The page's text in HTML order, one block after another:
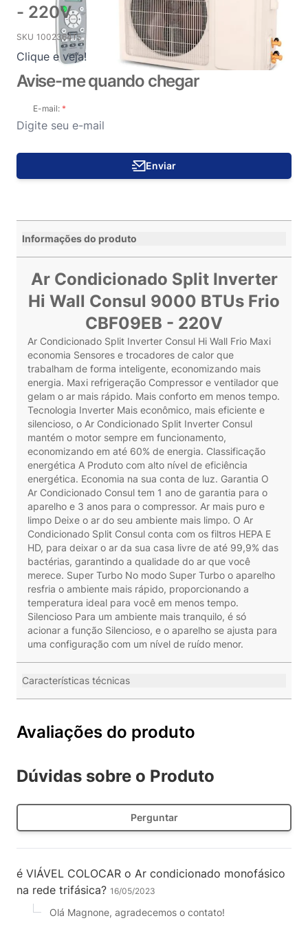
- 220V
SKU 100236415
Clique e veja!
Avise-me quando chegar
E-mail:
Enviar
Informações do produto
Ar Condicionado Split Inverter
Hi Wall Consul 9000 BTUs Frio
CBF09EB - 220V
Ar Condicionado Split Inverter Consul Hi Wall Frio Maxi
economia Sensores e trocadores de calor que
trabalham de forma inteligente, economizando mais
energia. Maxi refrigeração Compressor e ventilador que
gelam o ar mais rápido. Mais conforto em menos tempo.
Tecnologia Inverter Mais econômico, mais eficiente e
silencioso, o Ar Condicionado Split Inverter Consul
mantém o motor sempre em funcionamento,
economizando em até 60% de energia. Classificação
energética A Produto com alto nível de eficiência
energética. Economia na sua conta de luz. Garantia O
Ar Condicionado Consul tem 1 ano de garantia para o
aparelho e 3 anos para o compressor. Ar mais puro e
limpo Deixe o ar do seu ambiente mais limpo. O Ar
Condicionado Split Consul conta com os filtros HEPA E
HD, para deixar o ar da sua casa livre de até 99,9% das
bactérias, garantindo a qualidade do ar que você
merece. Super Turbo No modo Super Turbo o aparelho
resfria o ambiente mais rápido, proporcionando a
temperatura ideal para você em menos tempo.
Silencioso Para um ambiente mais tranquilo, é só
acionar a função Silencioso, e o aparelho se ajusta para
uma configuração com um nível de ruído menor.
Características técnicas
Avaliações do produto
Dúvidas sobre o Produto
Perguntar
é VIÁVEL COLOCAR o Ar condicionado monofásico
na rede trifásica? 16/05/2023
Olá Magnone, agradecemos o contato!